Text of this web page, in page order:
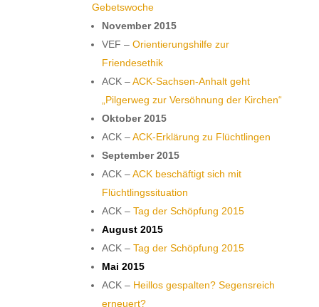
Gebetswoche
November 2015
VEF – Orientierungshilfe zur
Friendesethik
ACK –ACK-Sachsen-Anhalt geht
„Pilgerweg zur Versöhnung der Kirchen“
Oktober 2015
ACK –ACK-Erklärung zu Flüchtlingen
September 2015
ACK –ACK beschäftigt sich mit
Flüchtlingssituation
ACK – Tag der Schöpfung 2015
August 2015
ACK – Tag der Schöpfung 2015
Mai 2015
ACK – Heillos gespalten? Segensreich
erneuert?